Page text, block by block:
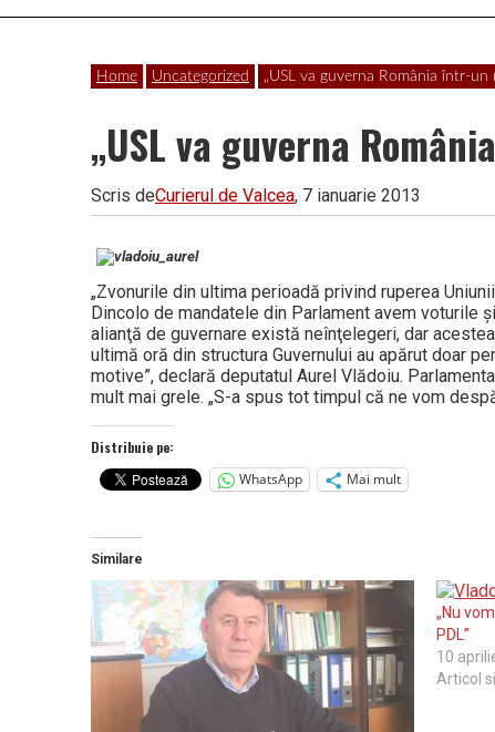
Home Uncategorized „USL va guverna România într-un
„USL va guverna
Scris deCurierul de Valcea, 7 ianuarie 2013
„Zvonurile din ultima perioadă privind ruperea
Dincolo de mandatele din Parlament avem voturile
alianţă de guvernare există neînţelegeri, dar
ultimă oră din structura Guvernului au apărut doar
motive”, declară deputatul Aurel Vlădoiu.
mult mai grele. „S-a spus tot timpul că ne vom
Distribuie pe:
WhatsApp
Mai mult
Similare
„Nu
PDL”
10
Articol